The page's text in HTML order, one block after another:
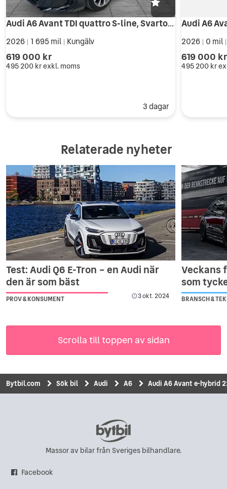
Audi A6 Avant TDI quattro S-line, Svartoptik, Matrix, Drag
2026 1 695 mil Kungälv
619 000 kr
495 200 krexkl. moms
3 dagar
2026 0 mil
619 000 kr
495 200 kr
Relaterade nyheter
Test: Audi Q6 E-Tron – en Audi när
den är som bäst
PROV & KONSUMENT 3 okt. 2024
Veckans
som
BRANSCH &
Scrolla till toppen av sidan
Bytbil.com Sök bil Audi A6 Audi A6 Avant e-hybrid
Massor av bilar från Sveriges bilhandlare.
Facebook